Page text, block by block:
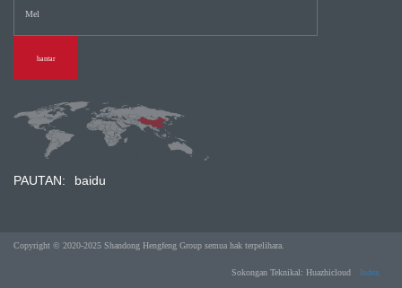
hantar
PAUTAN: baidu
Copyright © 2020-2025 Shandong Hengfeng Group semua hak terpelihara.
Sokongan Teknikal: Huazhicloud Index